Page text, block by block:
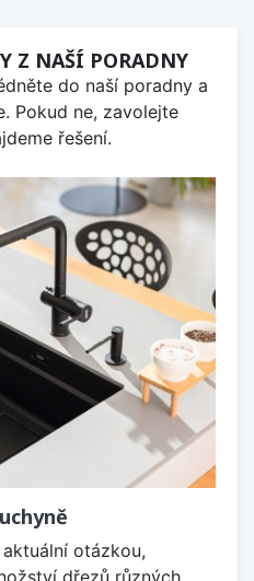
Z NAŠÍ PORADNY
do naší poradny a
Pokud ne, zavolejte
řešení.
otázkou,
dřezů různých